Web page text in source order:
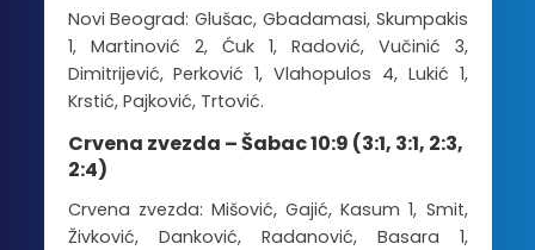
Novi Beograd: Glušac, Gbadamasi, Skumpakis
1, Martinović 2, Ćuk 1, Radović, Vučinić 3,
Dimitrijević, Perković 1, Vlahopulos 4, Lukić 1,
Krstić, Pajković, Trtović.
Crvena zvezda – Šabac 10:9 (3:1, 3:1, 2:3,
2:4)
Crvena zvezda: Mišović, Gajić, Kasum 1, Smit,
Živković, Danković, Radanović, Basara 1,